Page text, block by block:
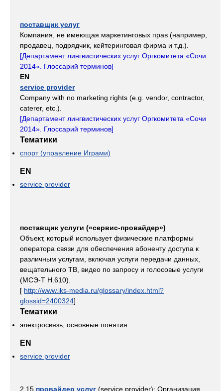
поставщик услуг
Компания, не имеющая маркетинговых прав (например,
продавец, подрядчик, кейтеринговая фирма и т.д.).
[Департамент лингвистических услуг Оргкомитета «Сочи
2014». Глоссарий терминов]
EN
service provider
Company with no marketing rights (e.g. vendor, contractor,
caterer, etc.).
[Департамент лингвистических услуг Оргкомитета «Сочи
2014». Глоссарий терминов]
Тематики
спорт (управление Играми)
EN
service provider
поставщик услуги («сервис-провайдер»)
Объект, который использует физические платформы
оператора связи для обеспечения абоненту доступа к
различным услугам, включая услуги передачи данных,
вещательного ТВ, видео по запросу и голосовые услуги
(МСЭ-Т Н.610).
[ http://www.iks-media.ru/glossary/index.html?
glossid=2400324]
Тематики
электросвязь, основные понятия
EN
service provider
2.15 провайдер услуг (service provider): Организация,